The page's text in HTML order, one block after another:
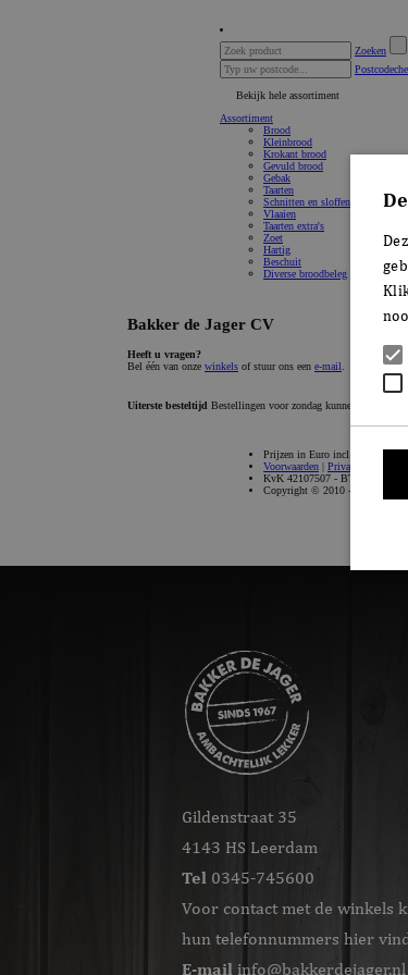
Gildenstraat 35
4143 HS Leerdam
Tel 0345-745600
Voor contact met de winkels
hun telefonnummers hier
E-mail info@bakkerdejager.nl